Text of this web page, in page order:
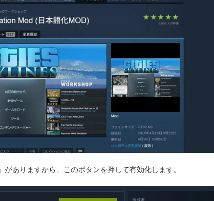
ありますから、このボタンを押して有効化します。